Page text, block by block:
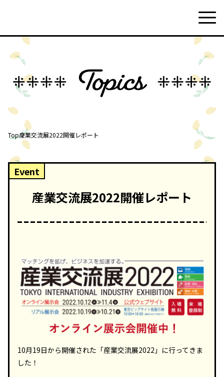
Top産業交流展2022開催レポート
Event
産業交流展2022開催レポート
10月19日から開催された「産業交流展2022」に行ってきま
した！